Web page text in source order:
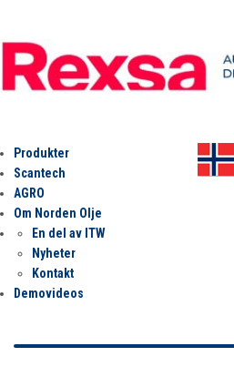
Produkter
Scantech
AGRO
Om Norden Olje
En del av ITW
Nyheter
Kontakt
Demovideos